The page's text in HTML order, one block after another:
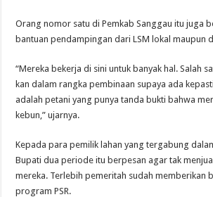
Orang nomor satu di Pemkab Sanggau itu juga
bantuan pendampingan dari LSM lokal maupun
“Mereka bekerja di sini untuk banyak hal. Salah
kan dalam rangka pembinaan supaya ada
adalah petani yang punya tanda bukti bahwa
kebun,” ujarnya.
Kepada para pemilik lahan yang tergabung
Bupati dua periode itu berpesan agar tak
mereka. Terlebih pemeritah sudah memberikan
program PSR.